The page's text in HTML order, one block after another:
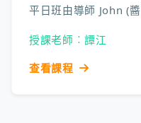
平日班由導師 John (
授課老師︰譚江
查看課程